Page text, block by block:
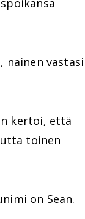
nainen vastasi
kertoi, että
toinen
on Sean.